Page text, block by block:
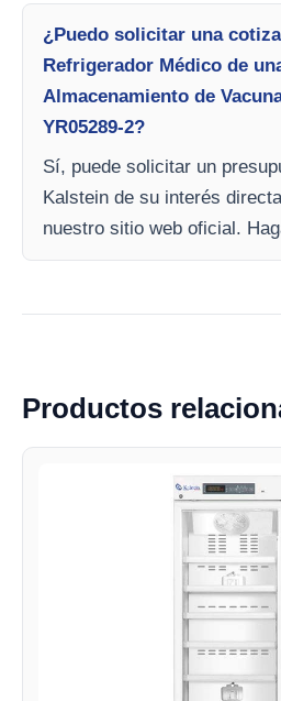
¿Puedo solicitar una
Refrigerador Médico de
Almacenamiento de
YR05289-2?
Sí, puede solicitar un
Kalstein de su interés
nuestro sitio web oficial.
Productos